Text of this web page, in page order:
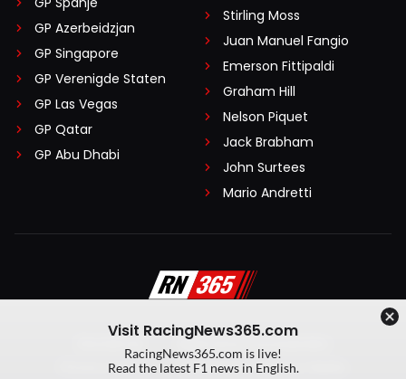
GP Azerbeidzjan
GP Singapore
GP Verenigde Staten
GP Las Vegas
GP Qatar
GP Abu Dhabi
Stirling Moss
Juan Manuel Fangio
Emerson Fittipaldi
Graham Hill
Nelson Piquet
Jack Brabham
John Surtees
Mario Andretti
Algemene voorwaarden
Privacy Policy
Created by On Your Marks
Visit RacingNews365.com
RacingNews365.com is live!
Read the latest F1 news in English.